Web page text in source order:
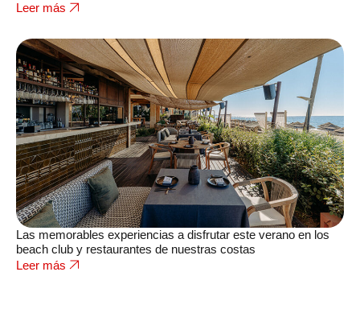
Leer más
Las memorables experiencias a disfrutar este verano en los
beach club y restaurantes de nuestras costas
Leer más